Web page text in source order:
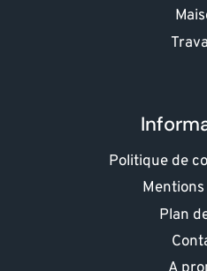
Politique de
Plan